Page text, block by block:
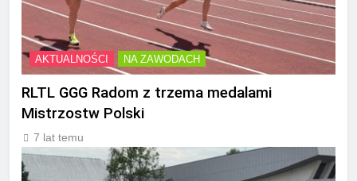
AKTUALNOŚCI NA ZAWODACH
RLTL GGG Radom z trzema medalami
Mistrzostw Polski
7 lat temu